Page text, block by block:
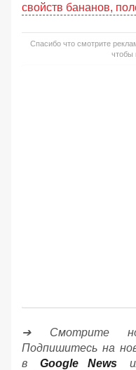
свойств бананов,
Спасибо что смотрите
чтобы
➔ Смотрите
Подпишитесь на
в
Google News